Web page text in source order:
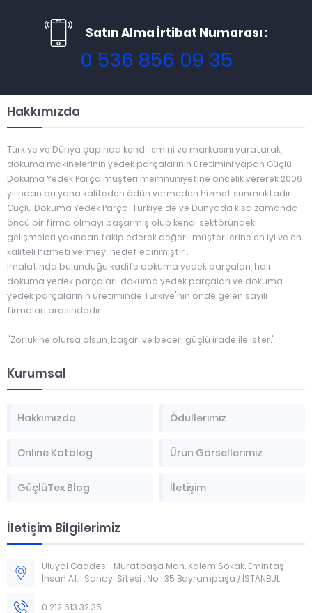
Satın Alma İrtibat Numarası :
0 536 856 09 35
Hakkımızda
Türkiye ve Dünya çapında kendi ismini ve markasını yaratarak,
dokuma makinelerinin yedek parçalarının üretimini yapan Güçlü
Dokuma Yedek Parça müşteri memnuniyetine öncelik vererek 2006
yılından bu yana kaliteden ödün vermeden hizmet sunmaktadır.
Güçlü Dokuma Yedek Parça Türkiye de ve Dünyada kısa zamanda
öncü bir firma olmayı başarmış olup kendi sektöründeki
gelişmeleri yakından takip ederek değerli müşterilerine en iyi ve en
kaliteli hizmeti vermeyi hedef edinmiştir .
İmalatında bulunduğu kadife dokuma yedek parçaları, halı
dokuma yedek parçaları, dokuma yedek parçaları ve dokuma
yedek parçalarının üretiminde Türkiye'nin önde gelen sayılı
firmaları arasındadır.
"Zorluk ne olursa olsun, başarı ve beceri güçlü irade ile ister."
Kurumsal
Hakkımızda Ödüllerimiz
Online Katalog Ürün Görsellerimiz
GüçlüTex Blog İletişim
İletişim Bilgilerimiz
Uluyol Caddesi . Muratpaşa Mah. Kalem Sokak. Emintaş
İhsan Atlı Sanayi Sitesi . No : 35 Bayrampaşa / İSTANBUL
0 212 613 32 35